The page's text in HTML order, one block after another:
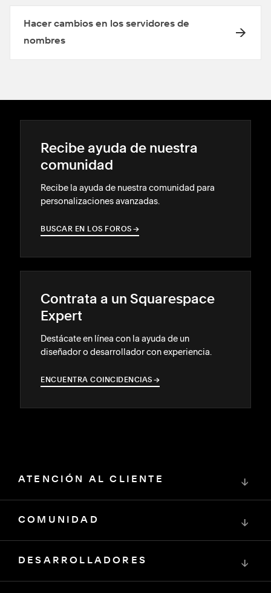
Hacer cambios en los servidores de
nombres
Recibe ayuda de nuestra
comunidad
Recibe la ayuda de nuestra comunidad para
personalizaciones avanzadas.
BUSCAR EN LOS FOROS →
→
Contrata a un Squarespace
Expert
Destácate en línea con la ayuda de un
diseñador o desarrollador con experiencia.
ENCUENTRA COINCIDENCIAS →
→
ATENCIÓN AL CLIENTE ↓
COMUNIDAD ↓
DESARROLLADORES ↓